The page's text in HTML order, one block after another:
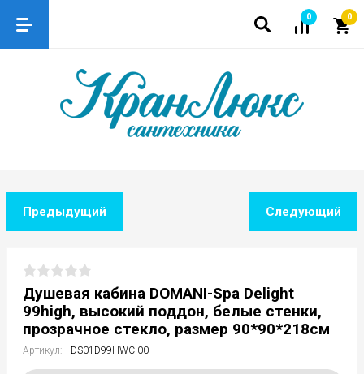
0 0
Предыдущий Следующий
Душевая кабина DOMANI-Spa Delight
99high, высокий поддон, белые стенки,
прозрачное стекло, размер 90*90*218см
Артикул: DS01D99HWCl00